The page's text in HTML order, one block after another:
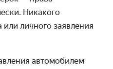
Никакого
личного заявления
автомобилем